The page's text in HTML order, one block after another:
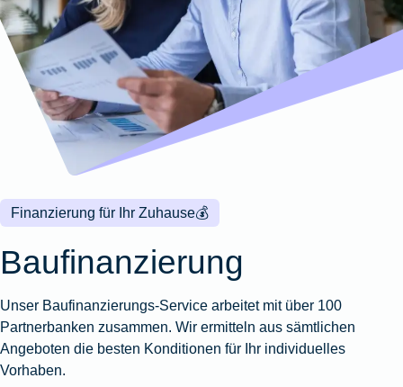
Wohnungsschutzbrief
Zur
Produktübersicht
Gewässerschadenhaftpflicht
Zur
Produktübersicht
Produktübersicht
Reisehaftpflichtversicherung
Reiserücktrittsversicherung
Zur
Produktübersicht
Zur
Produktübersicht
Zur
Produktübersicht
Zur
Produktübersicht
Montageversicherung
Zur
Produktübersicht
Gruppenunfall für
Betriebe
Gruppenunfall für
Vereine
Produktübersicht
Kunstversicherung
Ausstellungsversicherung
Valorenversicherung
Oldtimersammlungsversicherung
Zur
💰
Finanzierung für Ihr Zuhause
Baufinanzierung
Unser Baufinanzierungs-Service arbeitet mit über 100
Partnerbanken zusammen. Wir ermitteln aus sämtlichen
Angeboten die besten Konditionen für Ihr individuelles
Vorhaben.